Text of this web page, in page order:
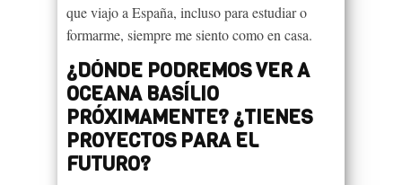
que viajo a España, incluso para estudiar o
formarme, siempre me siento como en casa.
¿DÓNDE PODREMOS VER A
OCEANA BASÍLIO
PRÓXIMAMENTE? ¿TIENES
PROYECTOS PARA EL
FUTURO?